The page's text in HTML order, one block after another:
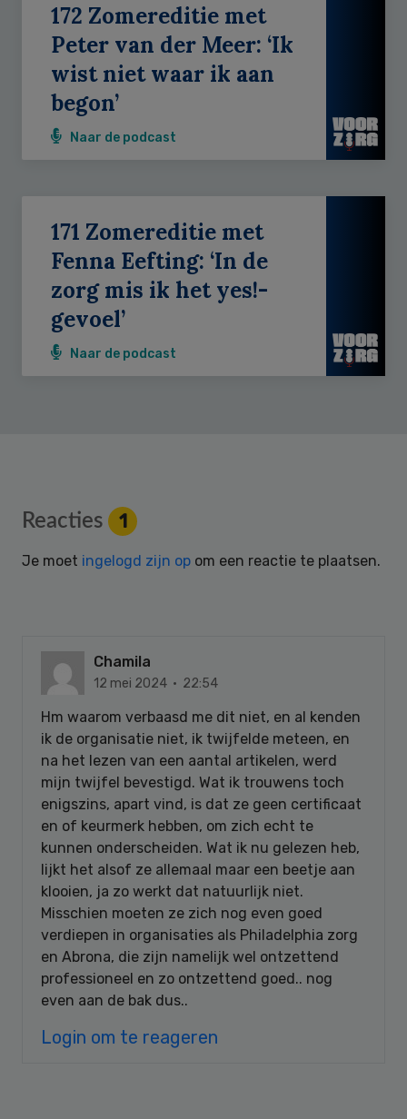
172 Zomereditie met
Peter van der Meer: ‘Ik
wist niet waar ik aan
begon’
Naar de podcast
171 Zomereditie met
Fenna Eefting: ‘In de
zorg mis ik het yes!-
gevoel’
Naar de podcast
Reader
Interactions
Reacties 1
Je moet ingelogd zijn op om een reactie te plaatsen.
Chamila
12 mei 2024 · 22:54
Hm waarom verbaasd me dit niet, en al kenden
ik de organisatie niet, ik twijfelde meteen, en
na het lezen van een aantal artikelen, werd
mijn twijfel bevestigd. Wat ik trouwens toch
enigszins, apart vind, is dat ze geen certificaat
en of keurmerk hebben, om zich echt te
kunnen onderscheiden. Wat ik nu gelezen heb,
lijkt het alsof ze allemaal maar een beetje aan
klooien, ja zo werkt dat natuurlijk niet.
Misschien moeten ze zich nog even goed
verdiepen in organisaties als Philadelphia zorg
en Abrona, die zijn namelijk wel ontzettend
professioneel en zo ontzettend goed.. nog
even aan de bak dus..
Login om te reageren